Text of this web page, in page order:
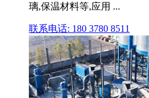
璃,保温材料等,应用 ...
联系电话: 180 3780 8511